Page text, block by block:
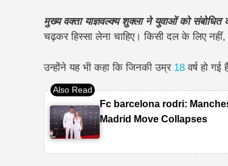
मुख्य वक्ता याज्ञवल्क्य शुक्ला ने युवाओं को
चढ़कर हिस्सा लेना चाहिए। किसी दल के लिए
उन्होंने यह भी कहा कि जिनकी उम्र 18 वर्ष हो
Fc barcelona rodri:
Madrid Move Collapses